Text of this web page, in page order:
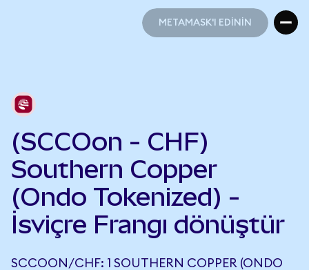
METAMASK'I EDİNİN
(SCCOon - CHF)
Southern Copper
(Ondo Tokenized) -
İsviçre Frangı dönüştür
SCCOON/CHF: 1 SOUTHERN COPPER (ONDO